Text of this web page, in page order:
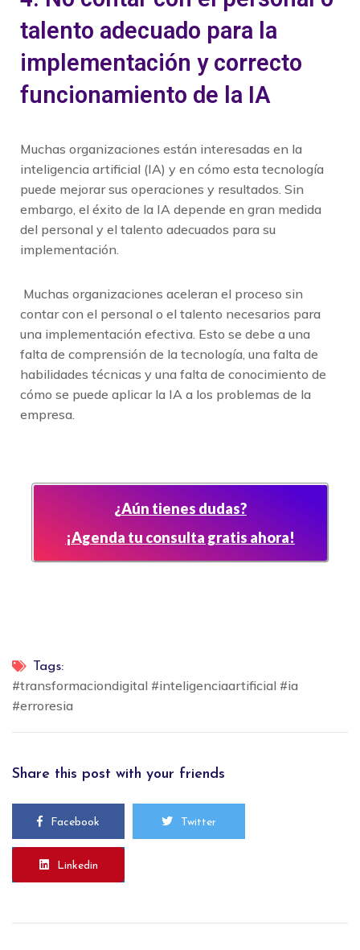
talento adecuado para la
implementación y correcto
funcionamiento de la IA
Muchas organizaciones están interesadas en la
inteligencia artificial (IA) y en cómo esta tecnología
puede mejorar sus operaciones y resultados. Sin
embargo, el éxito de la IA depende en gran medida
del personal y el talento adecuados para su
implementación.
Muchas organizaciones aceleran el proceso sin
contar con el personal o el talento necesarios para
una implementación efectiva. Esto se debe a una
falta de comprensión de la tecnología, una falta de
habilidades técnicas y una falta de conocimiento de
cómo se puede aplicar la IA a los problemas de la
empresa.
¿Aún tienes dudas?
¡Agenda tu consulta gratis ahora!
Tags:
#transformaciondigital #inteligenciaartificial #ia
#erroresia
Share this post with your friends
Facebook Twitter
Linkedin